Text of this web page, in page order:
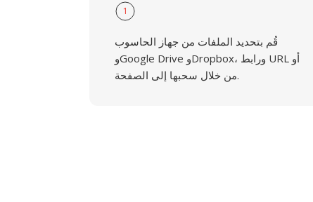
1
قُم بتحديد الملفات من جهاز الحاسوب
وGoogle Drive وDropbox، ورابط URL أو
من خلال سحبها إلى الصفحة.